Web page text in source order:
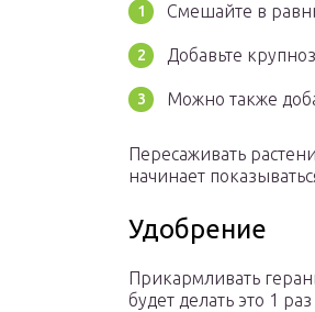
Смешайте в
Добавьте
Можно также
Пересаживать
начинает
Удобрение
Прикармливать
будет делать это 1